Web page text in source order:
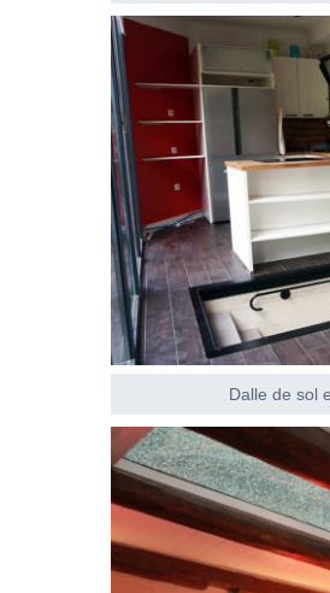
Dalle de sol